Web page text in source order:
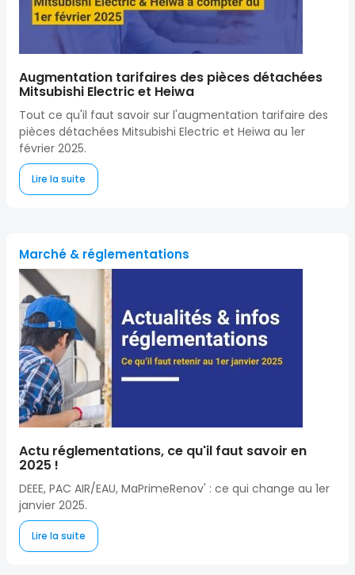
Augmentation tarifaires des pièces détachées
Mitsubishi Electric et Heiwa
Tout ce qu'il faut savoir sur l'augmentation tarifaire des
pièces détachées Mitsubishi Electric et Heiwa au 1er
février 2025.
Lire la suite
Marché & réglementations
Actu réglementations, ce qu'il faut savoir en
2025 !
DEEE, PAC AIR/EAU, MaPrimeRenov' : ce qui change au 1er
janvier 2025.
Lire la suite